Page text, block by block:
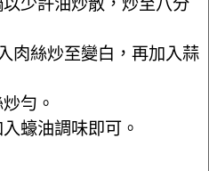
少許油炒散，炒至八分
肉絲炒至變白，再加入蒜
勻。
蠔油調味即可。